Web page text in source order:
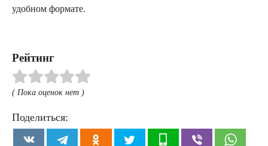
удобном формате.
Рейтинг
( Пока оценок нет )
Поделиться: